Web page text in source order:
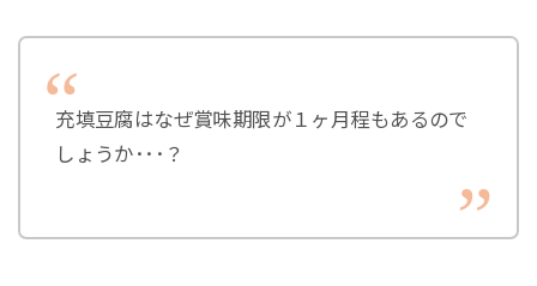
充填豆腐はなぜ賞味期限が１ヶ月程もあるので
しょうか･･･？